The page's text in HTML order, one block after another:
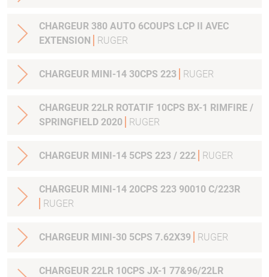
CHARGEUR 380 AUTO 6COUPS LCP II AVEC
EXTENSION
RUGER
CHARGEUR MINI-14 30CPS 223 RUGER
CHARGEUR 22LR ROTATIF 10CPS BX-1 RIMFIRE /
SPRINGFIELD 2020
RUGER
CHARGEUR MINI-14 5CPS 223 / 222 RUGER
CHARGEUR MINI-14 20CPS 223 90010 C/223R
RUGER
CHARGEUR MINI-30 5CPS 7.62X39 RUGER
CHARGEUR 22LR 10CPS JX-1 77&96/22LR